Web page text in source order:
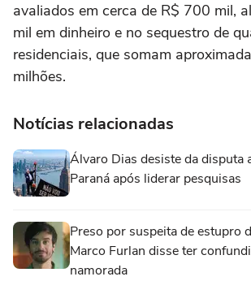
avaliados em cerca de R$ 700 mil,
mil em dinheiro e no sequestro de
residenciais, que somam
milhões.
Notícias relacionadas
Álvaro Dias desiste da disputa
Paraná após liderar pesquisas
Preso por suspeita de estupro
Marco Furlan disse ter
namorada